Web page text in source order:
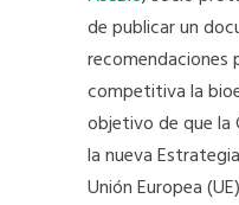
de publicar un
recomendaciones
competitiva la
objetivo de que la
la nueva
Unión Europea